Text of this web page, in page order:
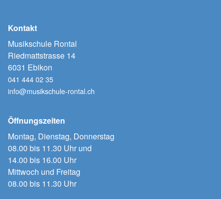
Kontakt
Musikschule Rontal
Riedmattstrasse 14
6031 Ebikon
041 444 02 35
info@musikschule-rontal.ch
Öffnungszeiten
Montag, Dienstag, Donnerstag
08.00 bis 11.30 Uhr und
14.00 bis 16.00 Uhr
Mittwoch und Freitag
08.00 bis 11.30 Uhr